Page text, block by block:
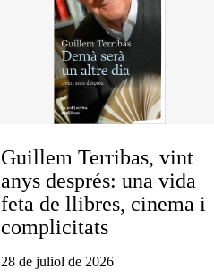
Guillem Terribas, vint
anys després: una vida
feta de llibres, cinema i
complicitats
28 de juliol de 2026